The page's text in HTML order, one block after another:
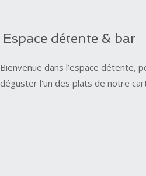
Espace détente & bar
Bienvenue dans l’espace détente,
déguster l'un des plats de notre